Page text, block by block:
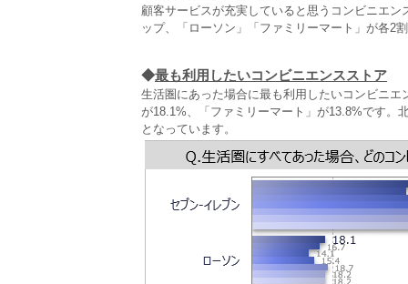
顧客サービスが充実していると思うコンビニエ
ップ、「ローソン」「ファミリーマート」が各2
◆最も利用したいコンビニエンスストア
生活圏にあった場合に最も利用したいコンビニ
が18.1%、「ファミリーマート」が13.8%です。
となっています。